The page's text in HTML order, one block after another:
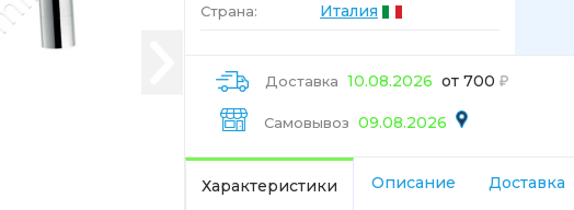
Страна: Италия
Доставка 10.08.2026 от 700
Самовывоз 09.08.2026
Характеристики Описание Доставка